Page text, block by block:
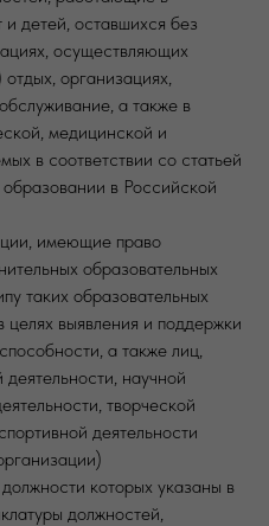
детей, оставшихся без
осуществляющих
организациях,
а также в
медицинской и
в соответствии со статьей
в Российской
имеющие право
образовательных
таких образовательных
выявления и поддержки
а также лиц,
научной
творческой
деятельности
которых указаны в
должностей,